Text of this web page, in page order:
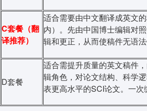
C套餐（翻
译推荐）
适合需要由中文翻译成英文
内）。先由中国博士编辑对
辑和更正，从而使稿件无语
D套餐
适合需提升质量的英文稿件
辑角色，对论文结构、科学
表更高水平的SCI论文。一次